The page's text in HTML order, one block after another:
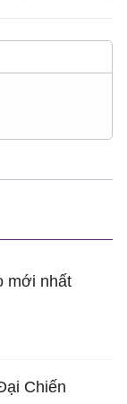
mới nhất
Chiến